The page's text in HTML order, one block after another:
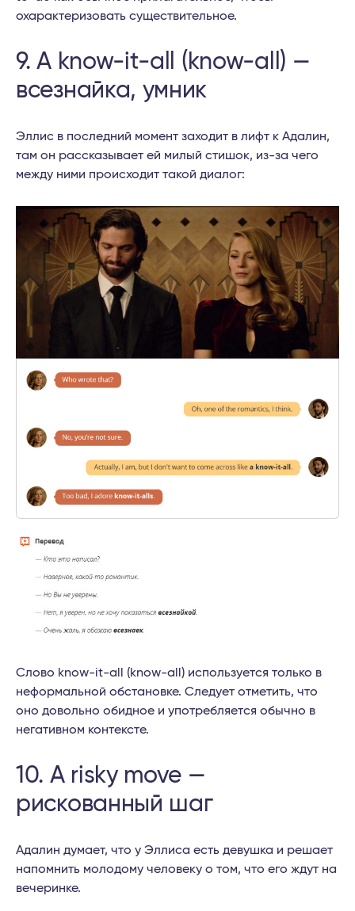
охарактеризовать существительное.
9. A know-it-all (know-all) —
всезнайка, умник
Эллис в последний момент заходит в лифт к Адалин,
там он рассказывает ей милый стишок, из-за чего
между ними происходит такой диалог:
Слово know-it-all (know-all) используется только в
неформальной обстановке. Следует отметить, что
оно довольно обидное и употребляется обычно в
негативном контексте.
10. A risky move —
рискованный шаг
Адалин думает, что у Эллиса есть девушка и решает
напомнить молодому человеку о том, что его ждут на
вечеринке.